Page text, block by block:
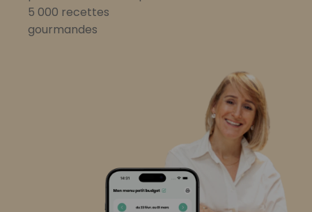
5 000 recettes
gourmandes